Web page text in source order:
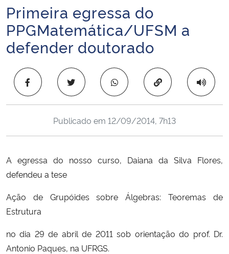
Ministério da Infraestrutura
Ministério da Agricultura, Pecuária e Abastecimento
Ministério da Educação
Ministério de Minas e Energia
Ministério do Meio Ambiente
Ministério do Turismo
Início do conteúdo
Primeira egressa do
PPGMatemática/UFSM a
defender doutorado
Copiar para área
Publicado em 12/09/2014, 7h13
A egressa do nosso curso, Daiana da Silva Flores,
defendeu a tese
Ação de Grupóides sobre Álgebras: Teoremas de
Estrutura
no dia 29 de abril de 2011 sob orientação do prof. Dr.
Antonio Paques, na UFRGS.